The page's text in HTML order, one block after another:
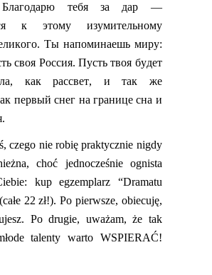
Благодарю тебя за дар —
к этому
изумительному
. Ты напоминаешь миру:
своя Россия. Пусть твоя будет
, как рассвет, итак
же
первый снег на границе сна и
.
czego nie robię praktycznie nigdy
choć jednocześnie ognista
kup egzemplarz “Dramatu
(całe 22 zł!). Po pierwsze, obiecuję,
Po drugie, uważam, że tak
talenty warto WSPIERAĆ!